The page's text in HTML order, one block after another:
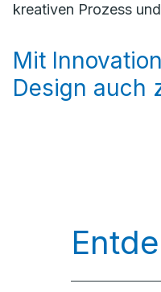
kreativen Prozess
Mit
Design auch